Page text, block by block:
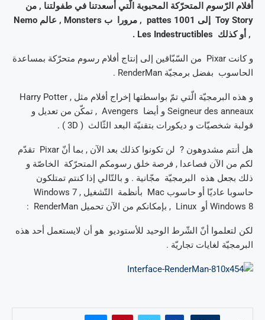
أفلام الرّسوم المتحرّكة المحبوبة الّتي أسعدتنا في طفولتنا , من
Toy Story إلى 1001 pattes , مرورا ب Monsters , عالم Nemo
, أو كذلك Les Indestructibles .
و كانت Pixar من السّبّاقين إلى إنتاج أفلام رسوم متحرّكة بمساعدة
الحاسوب بفضل برمجيّة RenderMan .
و هذه البرمجيّة الّتي تمّ بواسطتها إخراج أفلام مثل Harry Potter ,
Seigneur des anneaux و أيضا Avengers , تمكّن من تعديل و
قولبة شخصيّات و ديكورات بتقنيّة البعد الثّالث ( 3D ) .
هل أنتم مشدوهون ? لن تكونوا كذلك بعد الآن , بما أنّ Pixar تقدّم
لكم من الآن فصاعدا , فرصة خلق رسومكم المتحرّكة الخاصّة و
ذلك بجعل هذه البرمجيّة مجّانية . و بالتّالي إذا كنتم تمتلكون
حاسوبا عاديّا أو حاسوب Mac بأنظمة التّشغيل Windows 7 ,
Windows 8 أو Linux , بإمكانكم من الآن تحميل RenderMan :
لكن لتعلموا أنّ الشّرط الوحيد للأستوديو هو أن لايستعمل أحد هذه
البرمجيّة لغايات تجاريّة .